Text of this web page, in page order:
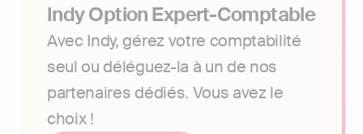
Indy Option Expert-Comptable
Avec Indy, gérez votre comptabilité
seul ou déléguez-la à un de nos
partenaires dédiés. Vous avez le
choix !